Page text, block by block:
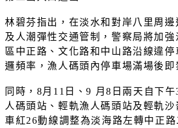
林碧芬指出，在淡水和對岸八里周邊
及人潮彈性交通管制，警察局將加強
區中正路、文化路和中山路沿線違
邏頻率，漁人碼頭內停車場滿場後即
同時，8月11日、9 月8日兩天自下
人碼頭站、輕軌漁人碼頭站及輕軌
車紅26動線調整為淡海路左轉中正